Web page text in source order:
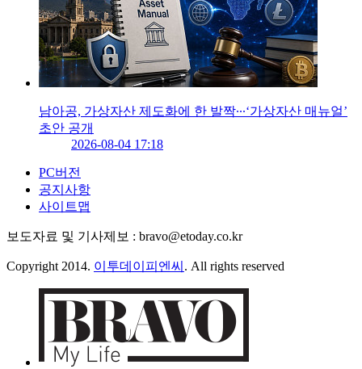
남아공, 가상자산 제도화에 한 발짝∙∙∙‘가상자산 매뉴얼’
초안 공개
2026-08-04 17:18
PC버전
공지사항
사이트맵
보도자료 및 기사제보 : bravo@etoday.co.kr
Copyright 2014. 이투데이피엔씨 . All rights reserved